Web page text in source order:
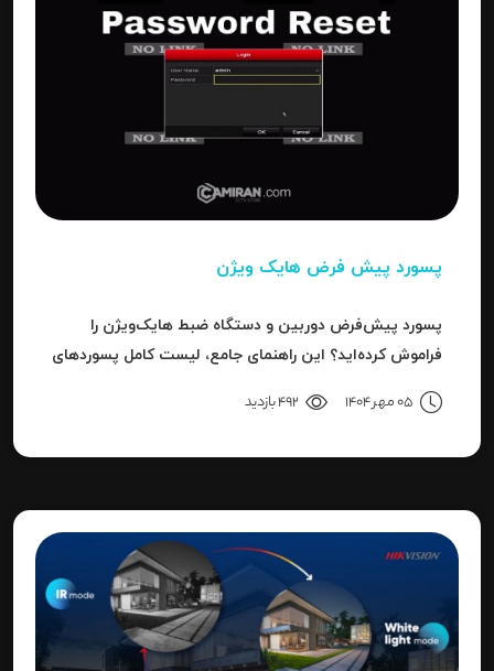
پسورد پیش فرض هایک ویژن
پسورد پیش‌فرض دوربین و دستگاه ضبط هایک‌ویژن را
فراموش کرده‌اید؟ این راهنمای جامع، لیست کامل پسوردهای
"Invalid Password" را آموزش می‌دهد.
05 مهر 1404 492 بازدید